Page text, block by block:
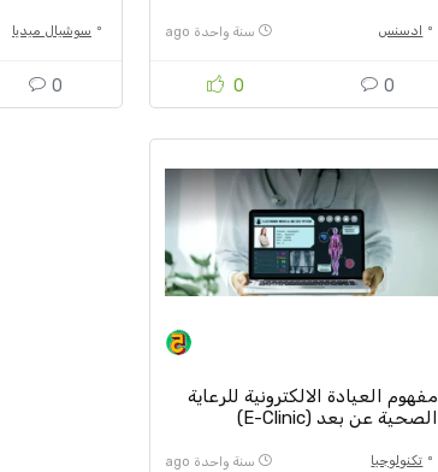
ادسنس سنة واحدة ago
0 0
سوشيال ميديا
0
مفهوم العيادة الالكترونية للرعاية
الصحية عن بعد (E-Clinic)
تكنولوجيا سنة واحدة ago